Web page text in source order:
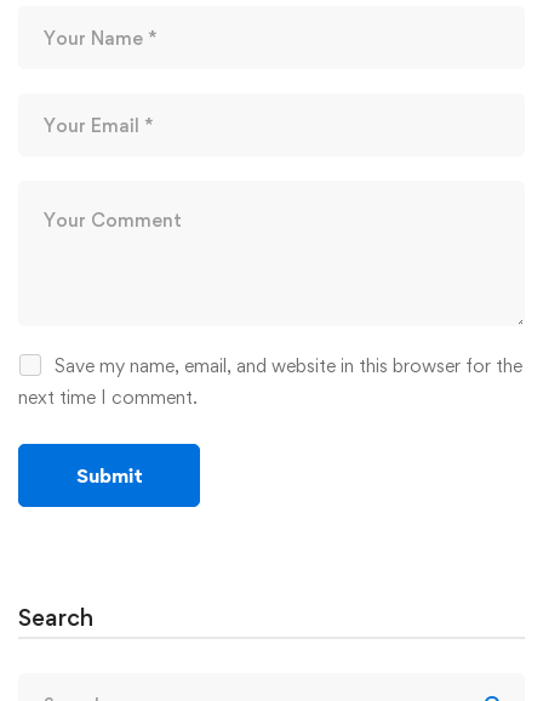
Save my name, email, and website in this browser for the
next time I comment.
Search